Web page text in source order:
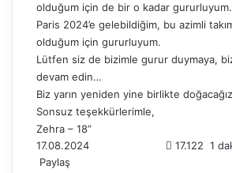
olduğum için de bir o kadar gururluyum.
Paris 2024’e gelebildiğim, bu azimli
olduğum için gururluyum.
Lütfen siz de bizimle gurur duymaya,
devam edin…
Biz yarın yeniden yine birlikte
Sonsuz teşekkürlerimle,
Zehra – 18”
17.08.2024
17.122 1
Paylaş